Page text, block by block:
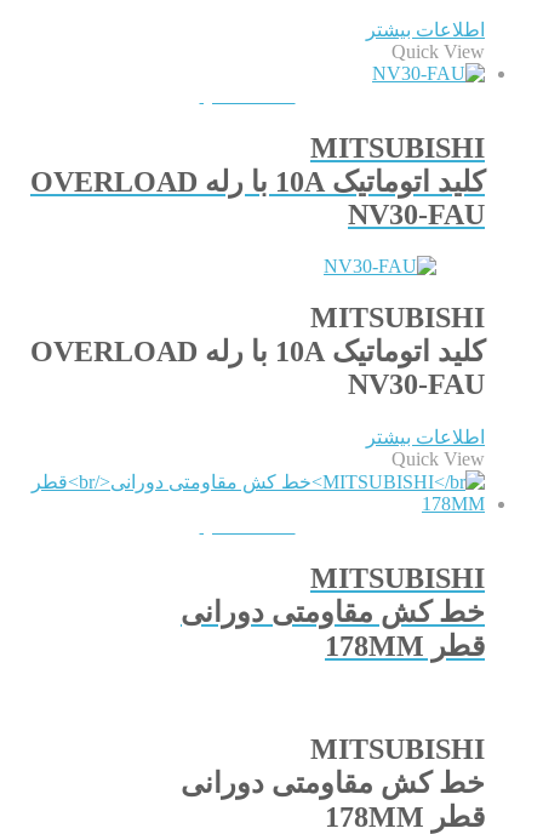
اطلاعات بیشتر
Quick View
MITSUBISHI
کلید اتوماتیک 10A با رله OVERLOAD
NV30-FAU
MITSUBISHI
کلید اتوماتیک 10A با رله OVERLOAD
NV30-FAU
اطلاعات بیشتر
Quick View
MITSUBISHI
خط کش مقاومتی دورانی
قطر 178MM
MITSUBISHI
خط کش مقاومتی دورانی
قطر 178MM